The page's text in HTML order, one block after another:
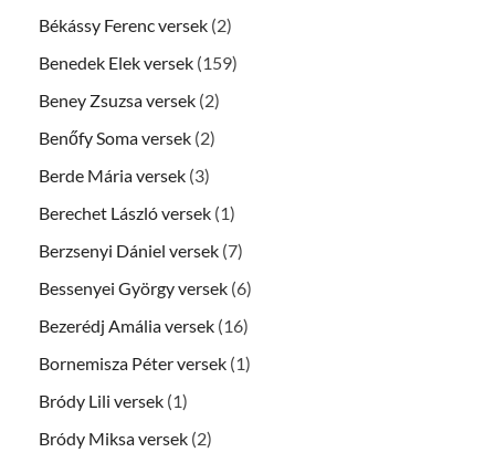
Békássy Ferenc versek (2)
Benedek Elek versek (159)
Beney Zsuzsa versek (2)
Benőfy Soma versek (2)
Berde Mária versek (3)
Berechet László versek (1)
Berzsenyi Dániel versek (7)
Bessenyei György versek (6)
Bezerédj Amália versek (16)
Bornemisza Péter versek (1)
Bródy Lili versek (1)
Bródy Miksa versek (2)